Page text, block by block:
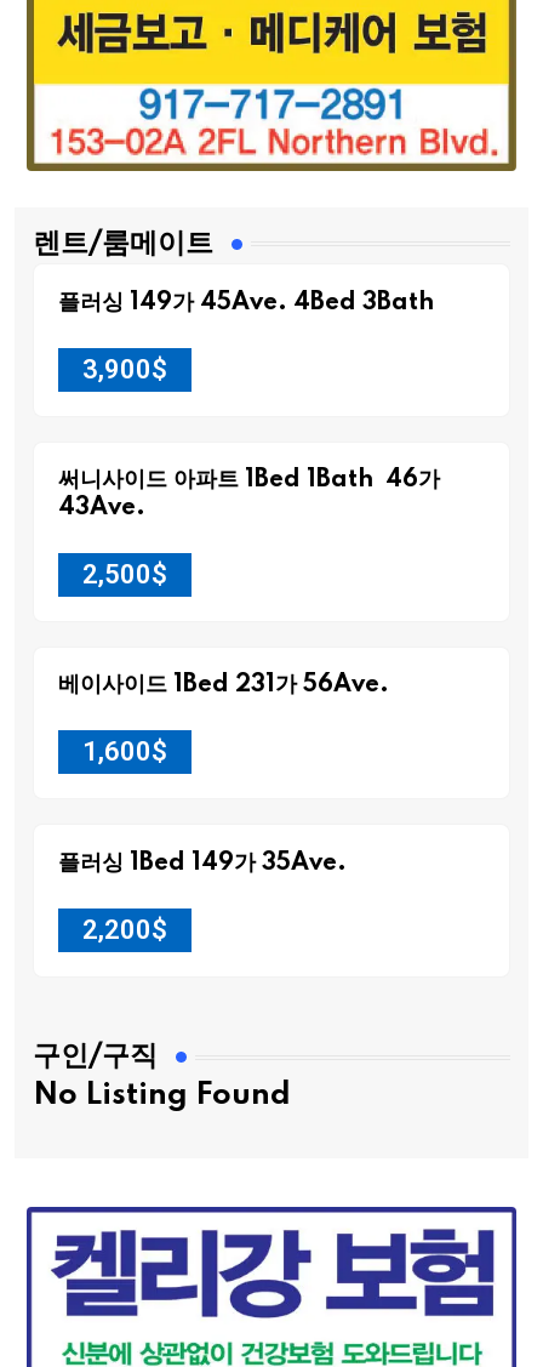
렌트/룸메이트
플러싱 149가 45Ave. 4Bed 3Bath
3,900$
써니사이드 아파트 1Bed 1Bath 46가
43Ave.
2,500$
베이사이드 1Bed 231가 56Ave.
1,600$
플러싱 1Bed 149가 35Ave.
2,200$
구인/구직
No Listing Found